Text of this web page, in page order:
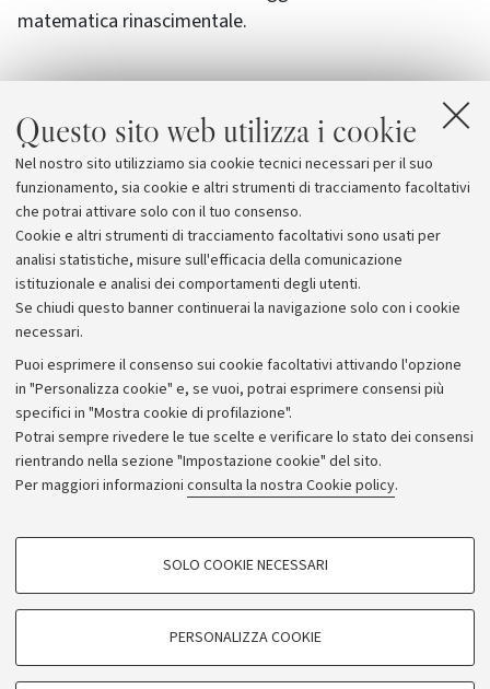
Questo sito web utilizza i cookie
Nel nostro sito utilizziamo sia cookie tecnici necessari per il suo
funzionamento, sia cookie e altri strumenti di tracciamento facoltativi
che potrai attivare solo con il tuo consenso.
Cookie e altri strumenti di tracciamento facoltativi sono usati per
analisi statistiche, misure sull'efficacia della comunicazione
istituzionale e analisi dei comportamenti degli utenti.
Se chiudi questo banner continuerai la navigazione solo con i cookie
necessari.
Puoi esprimere il consenso sui cookie facoltativi attivando l'opzione
in "Personalizza cookie" e, se vuoi, potrai esprimere consensi più
specifici in "Mostra cookie di profilazione".
Potrai sempre rivedere le tue scelte e verificare lo stato dei consensi
rientrando nella sezione "Impostazione cookie" del sito.
Per maggiori informazioni consulta la nostra Cookie policy.
COOKIE DI PROFILAZIONE - FACOLTATIVI
SOLO COOKIE NECESSARI
PERSONALIZZA COOKIE
matematica rinascimentale.
Allegati
ISA
Archivio
Comunicati stampa
Redazione
Rassegna stampa
© Copyright 2026 - ALMA MATER STUDIORUM - Università di
Bologna - Via Zamboni, 33 - 40126 Bologna - PI: 01131710376 -